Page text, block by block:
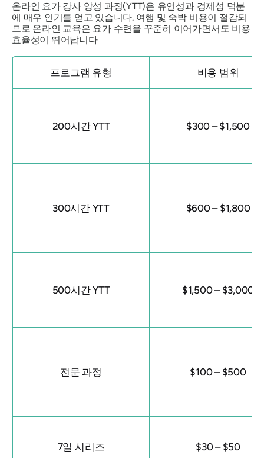
온라인 요가 강사 양성 과정(YTT)은 유연성과 경제성 덕분
에 매우 인기를 얻고 있습니다. 여행 및 숙박 비용이 절감되
므로 온라인 교육은 요가 수련을 꾸준히 이어가면서도 비용
효율성이 뛰어납니다
프로그램 유형 비용 범위
200시간 YTT $300 – $1,500
300시간 YTT $600 – $1,800
500시간 YTT $1,500 – $3,000
전문 과정 $100 – $500
7일 시리즈 $30 – $50